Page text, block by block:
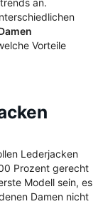
an.
Vorteile
Lederjacken
Prozent gerecht
Modell sein, es
Damen nicht